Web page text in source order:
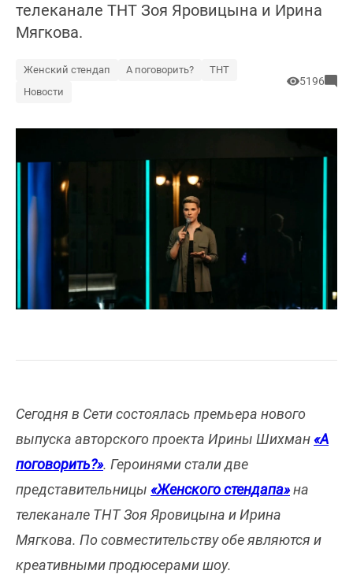
телеканале ТНТ Зоя Яровицына и Ирина
Мягкова.
Женский стендап А поговорить?
ТНТ
Новости
5196
Сегодня в Сети состоялась премьера нового
выпуска авторского проекта Ирины Шихман«А
поговорить?». Героинями стали две
представительницы «Женского стендапа»на
телеканале ТНТ Зоя Яровицына и Ирина
Мягкова. По совместительству обе являются и
креативными продюсерами шоу.